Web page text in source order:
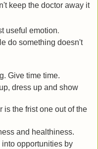
keep the doctor away it
useful emotion.
do something doesn't
Give time time.
dress up and show
is the frist one out of the
and healthiness.
opportunities by